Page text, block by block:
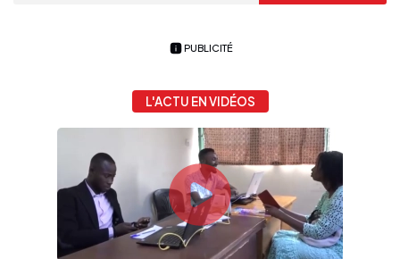
PUBLICITÉ
L'ACTU EN VIDÉOS